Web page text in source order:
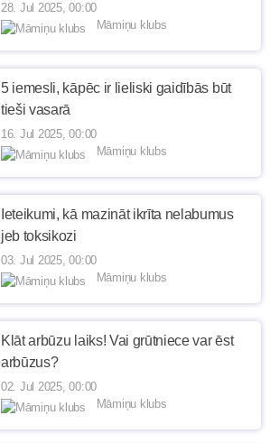
28. Jul 2025, 00:00
Māmiņu klubs
5 iemesli, kāpēc ir lieliski gaidībās būt
tieši vasarā
16. Jul 2025, 00:00
Māmiņu klubs
Ieteikumi, kā mazināt ikrīta nelabumus
jeb toksikozi
03. Jul 2025, 00:00
Māmiņu klubs
Klāt arbūzu laiks! Vai grūtniece var ēst
arbūzus?
02. Jul 2025, 00:00
Māmiņu klubs